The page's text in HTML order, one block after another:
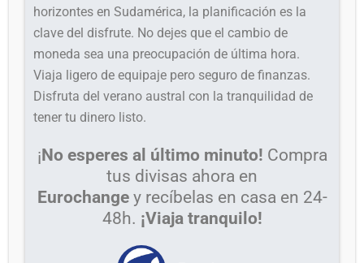
horizontes en Sudamérica, la planificación es la
clave del disfrute. No dejes que el cambio de
moneda sea una preocupación de última hora.
Viaja ligero de equipaje pero seguro de finanzas.
Disfruta del verano austral con la tranquilidad de
tener tu dinero listo.
¡No esperes al último minuto! Compra
tus divisas ahora en
Eurochange y recíbelas en casa en 24-
48h. ¡Viaja tranquilo!